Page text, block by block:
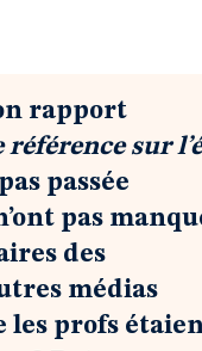
rapport
sur
passée
pas
des
médias
les profs